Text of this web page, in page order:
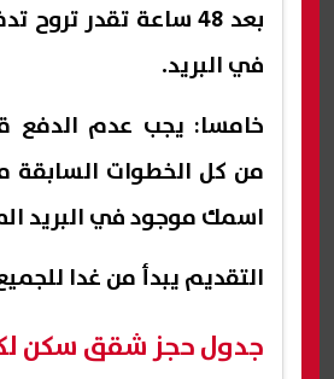
بعد 48 ساعة تقدر تروح
في البريد.
خامسا: يجب عدم الدفع
من كل الخطوات السابقة
اسمك موجود في البريد
التقديم يبدأ من غدا
جدول حجز شقق سكن